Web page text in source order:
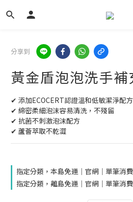
分享到
黃金盾泡泡洗手補
✔ 添加ECOCERT認證溫和低敏潔淨配方
✔ 綿密柔細泡沫容易清洗，不殘留
✔ 抗菌不刺激泡沫配方
✔ 蘆薈萃取不乾澀
指定分類，本島免運｜官網｜單筆消
指定分類，離島免運｜官網｜單筆消